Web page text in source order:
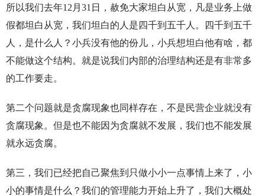
所以我们去年12月31日，赦免大家坦白从宽，凡是业务上做
假都坦白从宽，我们坦白的人是四千到五千人。四千到五千
人，是什么人？小兵没有他的份儿，小兵想坦白他有啥，都
不能做这个结构。就是说我们内部的治理结构还是有非常多
的工作要走。
第二个问题就是贪腐现象也同样存在，不是民营企业就没有
贪腐现象。但是也不能因为贪腐就不发展，我们也不能发展
就永远贪腐。
第三，我们已经把自己聚焦到只做小小一点事情上来了，小
小的事情是什么？我们的管理能力开始上升了，我们大概处